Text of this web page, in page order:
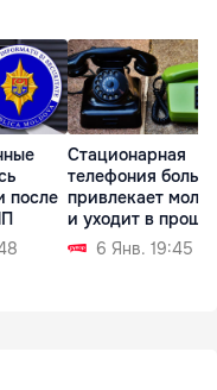
после
Стационарная
телефония
привлекает
и уходит в
6 Янв. 19:45